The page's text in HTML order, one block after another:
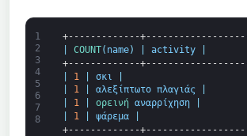
1
2
3
4
5
6
7
8
+-------------
COUNT( name) activity
+-------------
1 σκι
1 αλεξίπτωτο πλαγιάς
1 ορεινή αναρρίχηση
1 ψάρεμα
+-------------